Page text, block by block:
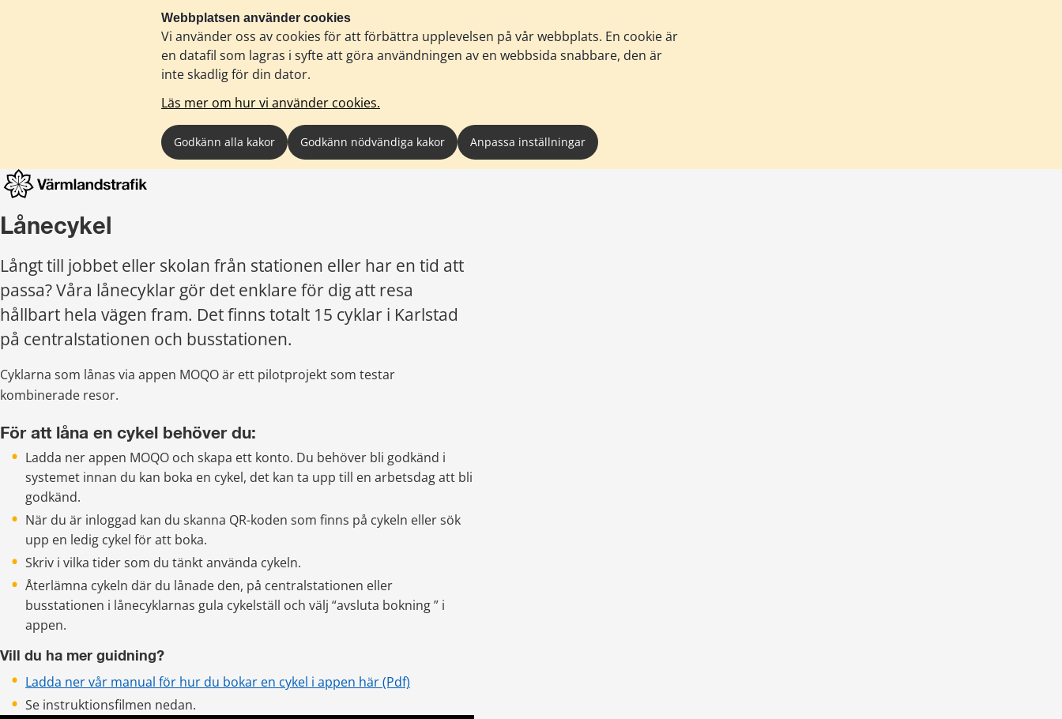
Webbplatsen använder cookies
Vi använder oss av cookies för att förbättra upplevelsen på vår webbplats. En cookie är
en datafil som lagras i syfte att göra användningen av en webbsida snabbare, den är
inte skadlig för din dator.
Läs mer om hur vi använder cookies.
Godkänn alla kakor Godkänn nödvändiga kakor Anpassa inställningar
Lånecykel
Långt till jobbet eller skolan från stationen eller har en tid att
passa? Våra lånecyklar gör det enklare för dig att resa
hållbart hela vägen fram. Det finns totalt 15 cyklar i Karlstad
på centralstationen och busstationen.
Cyklarna som lånas via appen MOQO är ett pilotprojekt som testar
kombinerade resor.
För att låna en cykel behöver du:
Ladda ner appen MOQO och skapa ett konto. Du behöver bli godkänd i
systemet innan du kan boka en cykel, det kan ta upp till en arbetsdag att bli
godkänd.
När du är inloggad kan du skanna QR-koden som finns på cykeln eller sök
upp en ledig cykel för att boka.
Skriv i vilka tider som du tänkt använda cykeln.
Återlämna cykeln där du lånade den, på centralstationen eller
busstationen i lånecyklarnas gula cykelställ och välj “avsluta bokning ” i
appen.
Vill du ha mer guidning?
Ladda ner vår manual för hur du bokar en cykel i appen här (Pdf)
Se instruktionsfilmen nedan.